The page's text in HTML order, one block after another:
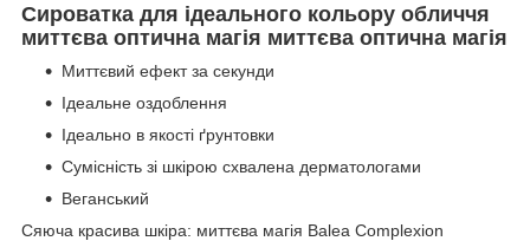
Сироватка для ідеального кольору обличчя
миттєва оптична магія миттєва оптична магія
Миттєвий ефект за секунди
Ідеальне оздоблення
Ідеально в якості ґрунтовки
Сумісність зі шкірою схвалена дерматологами
Веганський
Сяюча красива шкіра: миттєва магія Balea Complexion